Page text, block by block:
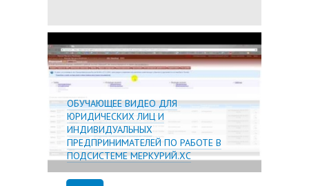
ОБУЧАЮЩЕЕ ВИДЕО ДЛЯ
ЮРИДИЧЕСКИХ ЛИЦ И
ИНДИВИДУАЛЬНЫХ
ПРЕДПРИНИМАТЕЛЕЙ ПО РАБОТЕ В
ПОДСИСТЕМЕ МЕРКУРИЙ.ХС